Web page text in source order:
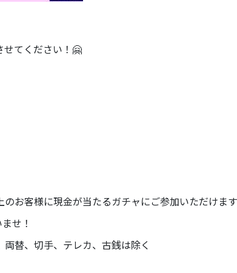
せてください！🤗
お客様に現金が当たるガチャにご参加いただけま
せ！
替、切手、テレカ、古銭は除く